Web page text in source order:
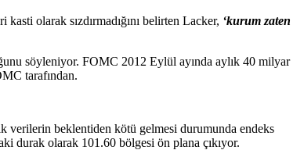
kasti olarak sızdırmadığını belirten Lacker, ‘kurum zaten
söyleniyor. FOMC 2012 Eylül ayında aylık 40 milyar
tarafından.
verilerin beklentiden kötü gelmesi durumunda endeks
durak olarak 101.60 bölgesi ön plana çıkıyor.